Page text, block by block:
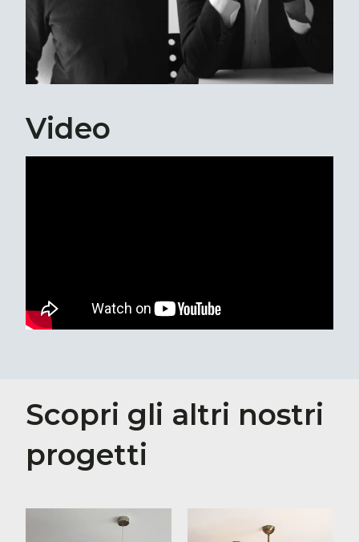
Video
Scopri gli altri nostri
progetti